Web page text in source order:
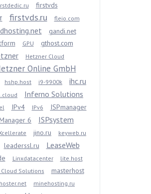
firstvds
firstvds.ru fleio.com
gandi.net
GPU gthost.com
Hetzner Cloud
Online GmbH
hshp.host i9-9900k ihc.ru
Inferno Solutions
IPv4 IPv6 ISPmanager
6 ISPsystem
jino.ru
keyweb.ru
leaderssl.ru LeaseWeb
Linxdatacenter
lite.host
Cloud Solutions masterhost
minehosting.ru